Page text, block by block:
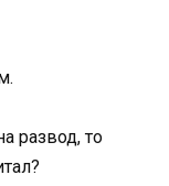
развод, то